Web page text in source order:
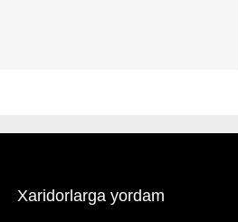
Xaridorlarga yordam